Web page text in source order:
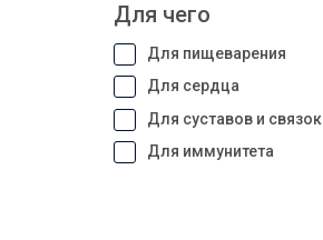
Для чего
Для пищеварения
Для сердца
Для суставов и связок
Для иммунитета